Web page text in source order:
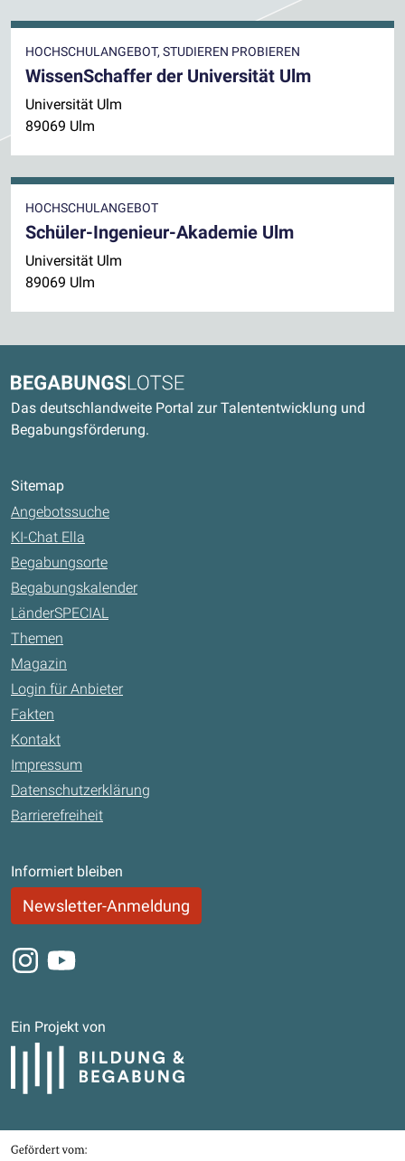
HOCHSCHULANGEBOT, STUDIEREN PROBIEREN
WissenSchaffer der Universität Ulm
Universität Ulm
89069 Ulm
HOCHSCHULANGEBOT
Schüler-Ingenieur-Akademie Ulm
Universität Ulm
89069 Ulm
Begabungslotse
Das deutschlandweite Portal zur Talententwicklung und
Begabungsförderung.
Sitemap
Angebotssuche
KI-Chat Ella
Begabungsorte
Begabungskalender
LänderSPECIAL
Themen
Magazin
Login für Anbieter
Fakten
Kontakt
Impressum
Datenschutzerklärung
Barrierefreiheit
Informiert bleiben
Newsletter-Anmeldung
Instagram
Youtube
Ein Projekt von
Bildung und Begabung
Gefördert von
Bundesministerium für Bildung, Familie, Senioren, Frauen und Jugend